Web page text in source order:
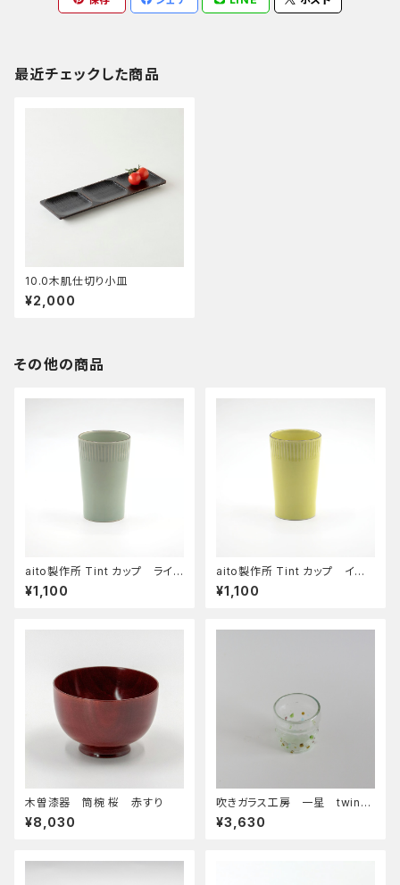
最近チェックした商品
10.0木肌仕切り小皿
¥2,000
その他の商品
aito製作所 Tint カップ ライト
ブルー
¥1,100
aito製作所 Tint カップ イエ
ロー
¥1,100
木曽漆器 筒椀 桜 赤すり
¥8,030
吹きガラス工房 一星 twinkl
e小グラス
¥3,630